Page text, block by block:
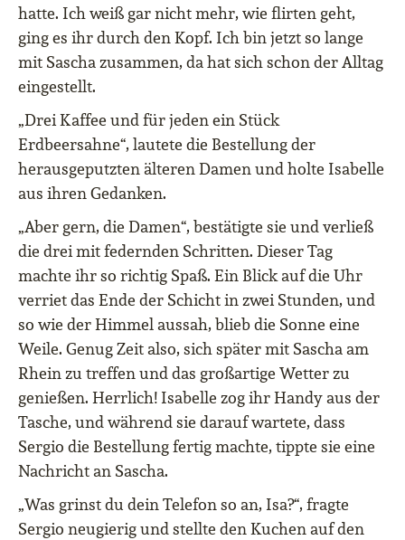
hatte. Ich weiß gar nicht mehr, wie flirten geht,
ging es ihr durch den Kopf. Ich bin jetzt so lange
mit Sascha zusammen, da hat sich schon der Alltag
eingestellt.
„Drei Kaffee und für jeden ein Stück
Erdbeersahne“, lautete die Bestellung der
herausgeputzten älteren Damen und holte Isabelle
aus ihren Gedanken.
„Aber gern, die Damen“, bestätigte sie und verließ
die drei mit federnden Schritten. Dieser Tag
machte ihr so richtig Spaß. Ein Blick auf die Uhr
verriet das Ende der Schicht in zwei Stunden, und
so wie der Himmel aussah, blieb die Sonne eine
Weile. Genug Zeit also, sich später mit Sascha am
Rhein zu treffen und das großartige Wetter zu
genießen. Herrlich! Isabelle zog ihr Handy aus der
Tasche, und während sie darauf wartete, dass
Sergio die Bestellung fertig machte, tippte sie eine
Nachricht an Sascha.
„Was grinst du dein Telefon so an, Isa?“, fragte
Sergio neugierig und stellte den Kuchen auf den